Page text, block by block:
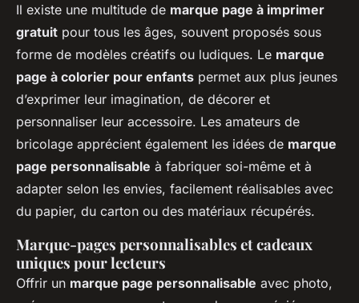
Il existe une multitude de marque page à imprimer
gratuit pour tous les âges, souvent proposés sous
forme de modèles créatifs ou ludiques. Le marque
page à colorier pour enfants permet aux plus jeunes
d’exprimer leur imagination, de décorer et
personnaliser leur accessoire. Les amateurs de
bricolage apprécient également les idées de marque
page personnalisable à fabriquer soi-même et à
adapter selon les envies, facilement réalisables avec
du papier, du carton ou des matériaux récupérés.
Marque-pages personnalisables et cadeaux
uniques pour lecteurs
Offrir un marque page personnalisable avec photo,